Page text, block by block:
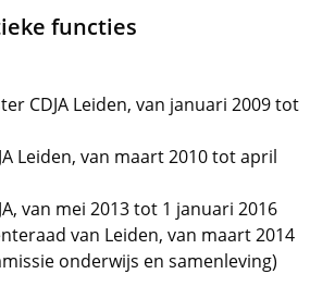
functies
CDJA Leiden, van januari 2009 tot
Leiden, van maart 2010 tot april
van mei 2013 tot 1 januari 2016
van Leiden, van maart 2014
onderwijs en samenleving)